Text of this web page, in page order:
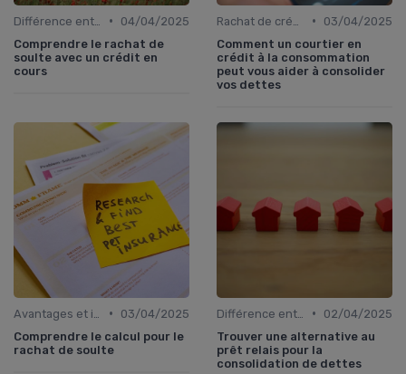
•
04/04/2025
Comprendre le rachat de
soulte avec un crédit en
cours
•
03/04/2025
Comment un courtier en
crédit à la consommation
peut vous aider à consolider
vos dettes
•
03/04/2025
Comprendre le calcul pour le
rachat de soulte
•
02/04/2025
Trouver une alternative au
prêt relais pour la
consolidation de dettes